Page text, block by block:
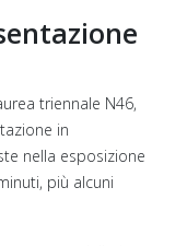
triennale N46,
in
nella esposizione
più alcuni